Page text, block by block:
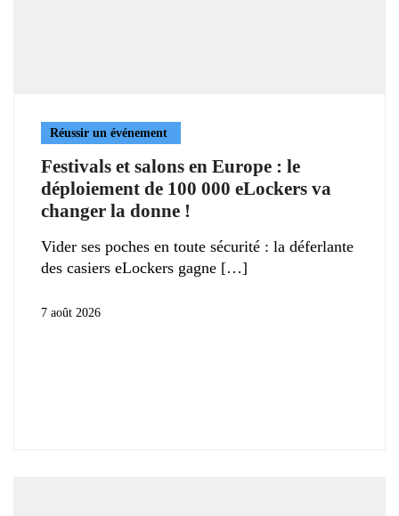
Réussir un événement
Festivals et salons en Europe : le
déploiement de 100 000 eLockers va
changer la donne !
Vider ses poches en toute sécurité : la déferlante
des casiers eLockers gagne
7 août 2026